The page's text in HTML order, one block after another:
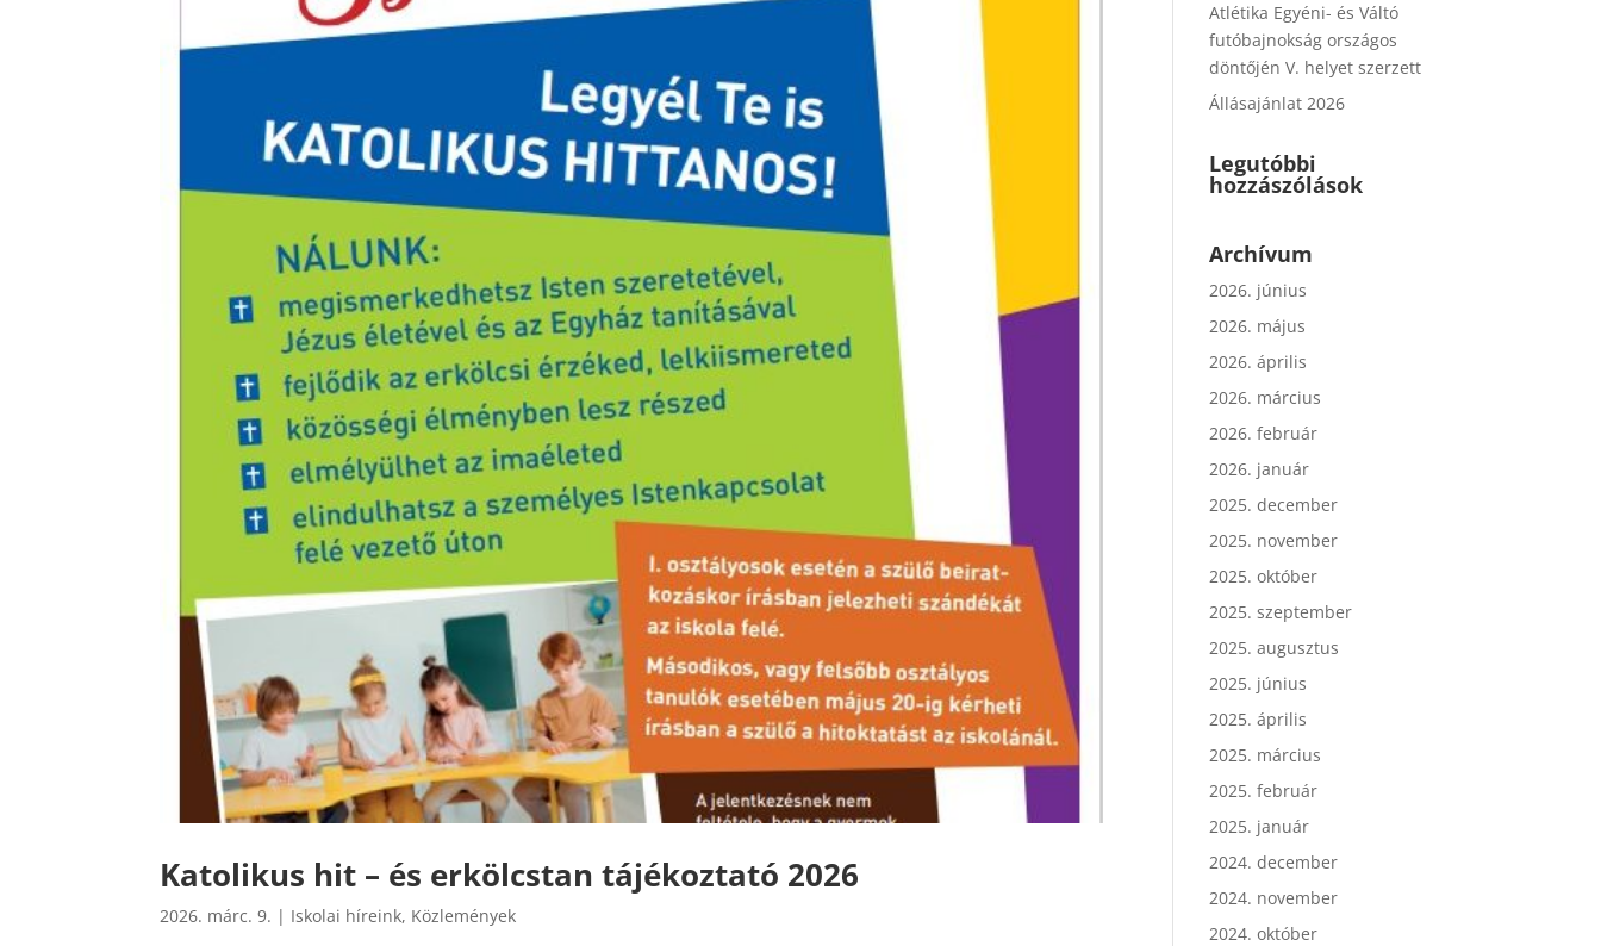
Katolikus hit – és erkölcstan tájékoztató 2026
2026. márc. 9. | Iskolai híreink, Közlemények
Atlétika Egyéni- és Váltó
futóbajnokság országos
döntőjén V. helyet szerzett
Állásajánlat 2026
Legutóbbi
hozzászólások
Archívum
2026. június
2026. május
2026. április
2026. március
2026. február
2026. január
2025. december
2025. november
2025. október
2025. szeptember
2025. augusztus
2025. június
2025. április
2025. március
2025. február
2025. január
2024. december
2024. november
2024. október